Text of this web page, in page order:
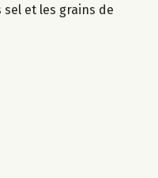
et les grains de